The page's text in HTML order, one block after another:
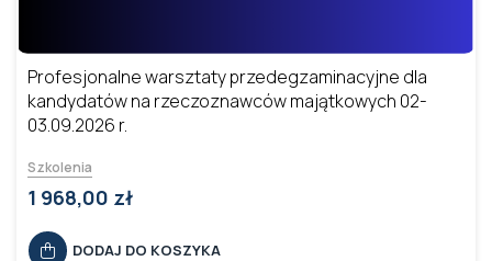
Profesjonalne warsztaty przedegzaminacyjne dla
kandydatów na rzeczoznawców majątkowych 02-
03.09.2026 r.
Szkolenia
1 968,00 zł
DODAJ DO KOSZYKA